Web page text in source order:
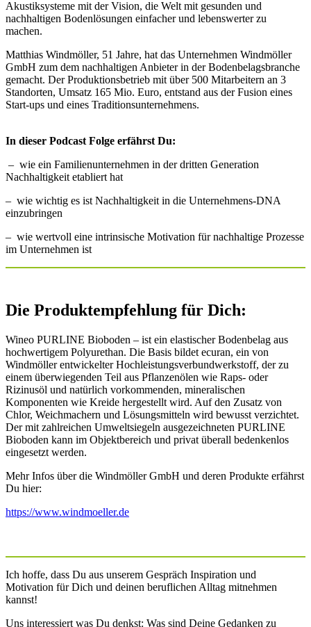
Akustiksysteme mit der Vision, die Welt mit gesunden und
nachhaltigen Bodenlösungen einfacher und lebenswerter zu
machen.
Matthias Windmöller, 51 Jahre, hat das Unternehmen Windmöller
GmbH zum dem nachhaltigen Anbieter in der Bodenbelagsbranche
gemacht. Der Produktionsbetrieb mit über 500 Mitarbeitern an 3
Standorten, Umsatz 165 Mio. Euro, entstand aus der Fusion eines
Start-ups und eines Traditionsunternehmens.
In dieser Podcast Folge erfährst Du:
– wie ein Familienunternehmen in der dritten Generation
Nachhaltigkeit etabliert hat
– wie wichtig es ist Nachhaltigkeit in die Unternehmens-DNA
einzubringen
– wie wertvoll eine intrinsische Motivation für nachhaltige Prozesse
im Unternehmen ist
Die Produktempfehlung für Dich:
Wineo PURLINE Bioboden – ist ein elastischer Bodenbelag aus
hochwertigem Polyurethan. Die Basis bildet ecuran, ein von
Windmöller entwickelter Hochleistungsverbundwerkstoff, der zu
einem überwiegenden Teil aus Pflanzenölen wie Raps- oder
Rizinusöl und natürlich vorkommenden, mineralischen
Komponenten wie Kreide hergestellt wird. Auf den Zusatz von
Chlor, Weichmachern und Lösungsmitteln wird bewusst verzichtet.
Der mit zahlreichen Umweltsiegeln ausgezeichneten PURLINE
Bioboden kann im Objektbereich und privat überall bedenkenlos
eingesetzt werden.
Mehr Infos über die Windmöller GmbH und deren Produkte erfährst
Du hier:
https://www.windmoeller.de
Ich hoffe, dass Du aus unserem Gespräch Inspiration und
Motivation für Dich und deinen beruflichen Alltag mitnehmen
kannst!
Uns interessiert was Du denkst: Was sind Deine Gedanken zu